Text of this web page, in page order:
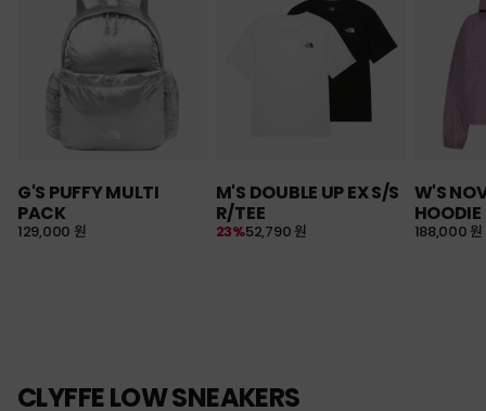
G'S PUFFY MULTI
PACK
129,000 원
M'S DOUBLE UP EX S/S
R/TEE
52,790 원
23%
W'S
HOODIE
188,000 원
CLYFFE LOW SNEAKERS